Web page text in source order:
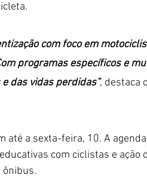
com foco em
programas específicos e
das vidas perdidas”, destaca
a sexta-feira, 10. A
com ciclistas e ação
ônibus.